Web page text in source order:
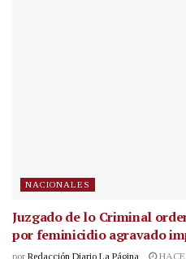
NACIONALES
Juzgado de lo Criminal
por feminicidio agravado
por Redacción Diario La Página HACE